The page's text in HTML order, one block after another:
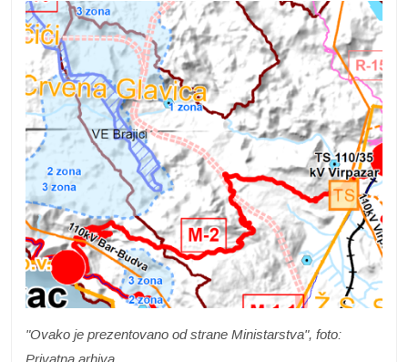
"Ovako je prezentovano od strane Ministarstva", foto:
Privatna arhiva